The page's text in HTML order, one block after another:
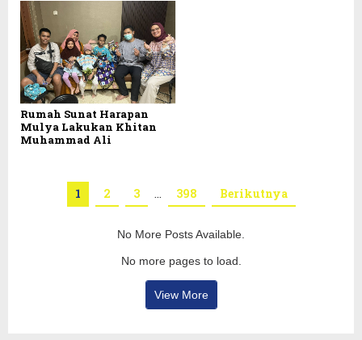
Rumah Sunat Harapan
Mulya Lakukan Khitan
Muhammad Ali
1 2 3 … 398 Berikutnya
No More Posts Available.
No more pages to load.
View More